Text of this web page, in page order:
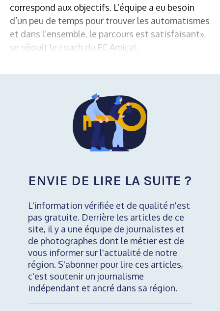
correspond aux objectifs. L’équipe a eu besoin
d’un peu de temps pour trouver les automatismes
et dans l’ensemble, le parcours est satisfaisant»,
se réjouit le coach du FC Amical.
ENVIE DE LIRE LA SUITE ?
L'information vérifiée et de qualité n'est
pas gratuite. Derrière les articles de ce
site, il y a une équipe de journalistes et
de photographes dont le métier est de
vous informer sur l'actualité de notre
région. S'abonner pour lire ces articles,
c'est soutenir un journalisme
indépendant et ancré dans sa région.